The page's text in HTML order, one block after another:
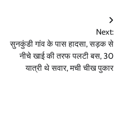
Next:
सुनकुंडी गांव के पास हादसा, सड़क से
नीचे खाई की तरफ पलटी बस, 30
यात्री थे सवार, मची चीख पुकार